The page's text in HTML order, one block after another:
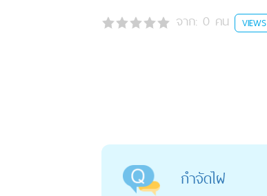
จาก: 0 คน VIEWS
กำจัดไฝ